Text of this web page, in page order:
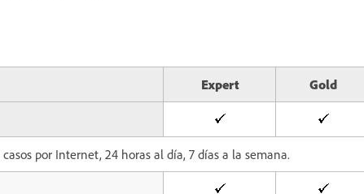
Expert Gold
por Internet, 24 horas al día, 7 días a la semana.